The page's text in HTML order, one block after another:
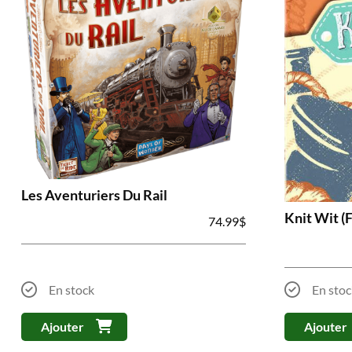
Les Aventuriers Du Rail
74.99$
En stock
Ajouter
Knit Wit
En
Ajouter